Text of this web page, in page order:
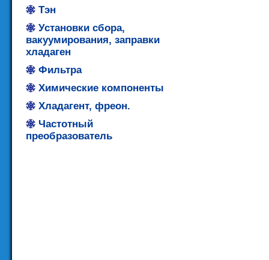
Тэн
Установки сбора,
вакуумирования, заправки
хладаген
Фильтра
Химические компоненты
Хладагент, фреон.
Частотный
преобразователь